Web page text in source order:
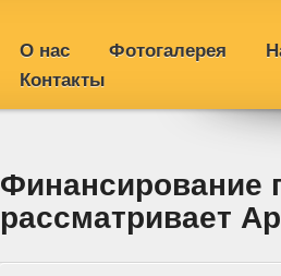
О нас Фотогалерея
Контакты
Финансирование
рассматривает